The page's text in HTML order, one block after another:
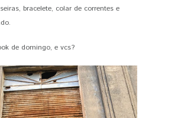
bracelete, colar de correntes e
de domingo, e vcs?